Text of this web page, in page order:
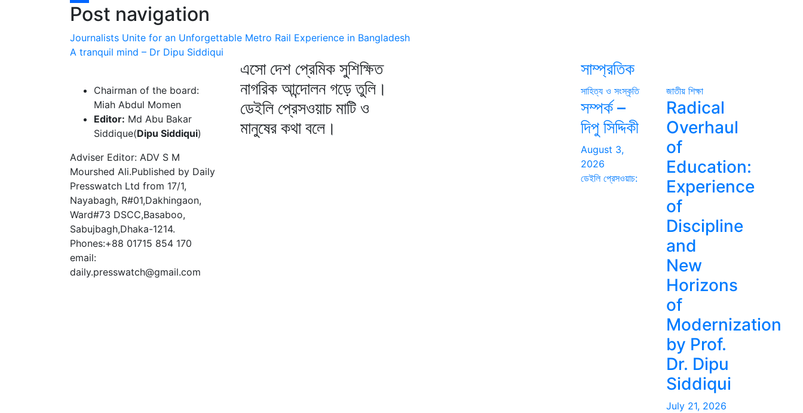
Share
Post navigation
Journalists Unite for an Unforgettable Metro Rail Experience in Bangladesh
A tranquil mind – Dr Dipu Siddiqui
Chairman of the board:
Miah Abdul Momen
Editor: Md Abu Bakar
Siddique(Dipu Siddiqui)
Adviser Editor: ADV S M
Mourshed Ali.Published by Daily
Presswatch Ltd from 17/1,
Nayabagh, R#01,Dakhingaon,
Ward#73 DSCC,Basaboo,
Sabujbagh,Dhaka-1214.
Phones:+88 01715 854 170
email:
daily.presswatch@gmail.com
এসো দেশ প্রেমিক সুশিক্ষিত
নাগরিক আন্দোলন গড়ে তুলি।
ডেইলি প্রেসওয়াচ মাটি ও
মানুষের কথা বলে।
সাম্প্রতিক
সাহিত্য ও সংস্কৃতি
সম্পর্ক –
দিপু সিদ্দিকী
August 3,
2026
ডেইলি প্রেসওয়াচ:
জাতীয় শিক্ষা
Radical
Overhaul
of
Education:
Experience
of
Discipline
and
New
Horizons
of
Modernization
by Prof.
Dr. Dipu
Siddiqui
July 21, 2026